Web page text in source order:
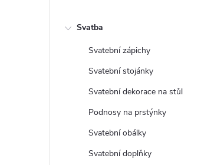
Svatba
Svatební zápichy
Svatební stojánky
Svatební dekorace na stůl
Podnosy na prstýnky
Svatební obálky
Svatební doplňky